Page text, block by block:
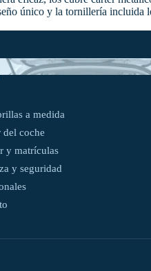
único y la tornillería
a medida
coche
y matrículas
y seguridad